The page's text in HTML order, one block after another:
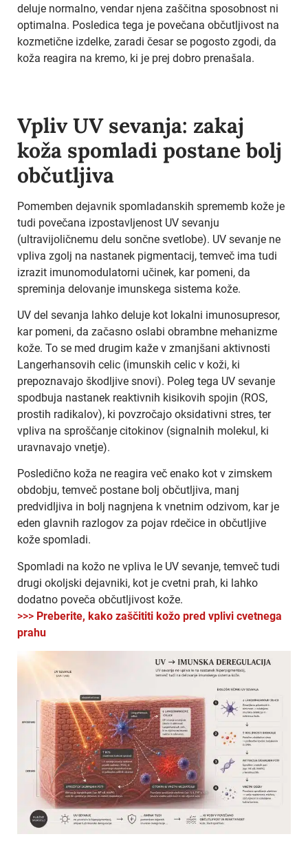
deluje normalno, vendar njena zaščitna sposobnost ni
optimalna. Posledica tega je povečana občutljivost na
kozmetične izdelke, zaradi česar se pogosto zgodi, da
koža reagira na kremo, ki je prej dobro prenašala.
Vpliv UV sevanja: zakaj
koža spomladi postane bolj
občutljiva
Pomemben dejavnik spomladanskih sprememb kože je
tudi povečana izpostavljenost UV sevanju
(ultravijoličnemu delu sončne svetlobe). UV sevanje ne
vpliva zgolj na nastanek pigmentacij, temveč ima tudi
izrazit imunomodulatorni učinek, kar pomeni, da
spreminja delovanje imunskega sistema kože.
UV del sevanja lahko deluje kot lokalni imunosupresor,
kar pomeni, da začasno oslabi obrambne mehanizme
kože. To se med drugim kaže v zmanjšani aktivnosti
Langerhansovih celic (imunskih celic v koži, ki
prepoznavajo škodljive snovi). Poleg tega UV sevanje
spodbuja nastanek reaktivnih kisikovih spojin (ROS,
prostih radikalov), ki povzročajo oksidativni stres, ter
vpliva na sproščanje citokinov (signalnih molekul, ki
uravnavajo vnetje).
Posledično koža ne reagira več enako kot v zimskem
obdobju, temveč postane bolj občutljiva, manj
predvidljiva in bolj nagnjena k vnetnim odzivom, kar je
eden glavnih razlogov za pojav rdečice in občutljive
kože spomladi.
Spomladi na kožo ne vpliva le UV sevanje, temveč tudi
drugi okoljski dejavniki, kot je cvetni prah, ki lahko
dodatno poveča občutljivost kože.
>>> Preberite, kako zaščititi kožo pred vplivi cvetnega
prahu